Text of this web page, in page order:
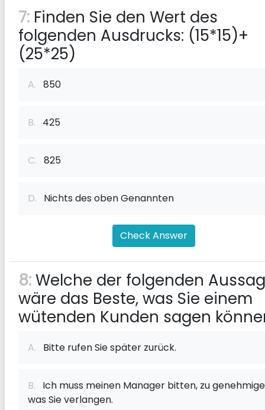
7: Finden Sie den Wert des
folgenden Ausdrucks: (15*15)+
(25*25)
A. 850
B. 425
C. 825
D. Nichts des oben Genannten
Check Answer
8:Welche der folgenden
wäre das Beste, was Sie einem
wütenden Kunden sagen
A. Bitte rufen Sie später zurück.
B. Ich muss meinen Manager bitten, zu
was Sie verlangen.